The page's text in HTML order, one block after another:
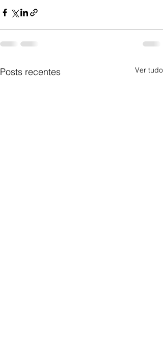
Posts recentes Ver tudo